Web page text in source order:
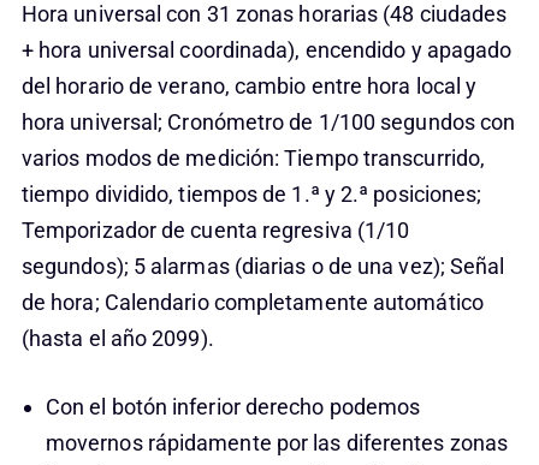
Hora universal con 31 zonas horarias (48 ciudades
+ hora universal coordinada), encendido y apagado
del horario de verano, cambio entre hora local y
hora universal; Cronómetro de 1/100 segundos con
varios modos de medición: Tiempo transcurrido,
tiempo dividido, tiempos de 1.ª y 2.ª posiciones;
Temporizador de cuenta regresiva (1/10
segundos); 5 alarmas (diarias o de una vez); Señal
de hora; Calendario completamente automático
(hasta el año 2099).
Con el botón inferior derecho podemos
movernos rápidamente por las diferentes zonas